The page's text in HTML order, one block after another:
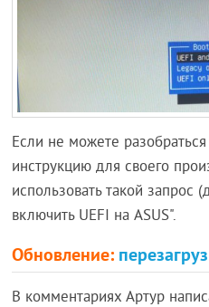
Если не можете
инструкцию для своего
использовать такой запрос
включить UEFI на ASUS".
Обновление:
В комментариях Артур